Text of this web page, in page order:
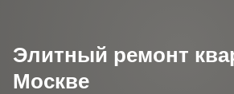
Элитный ремонт
Москве